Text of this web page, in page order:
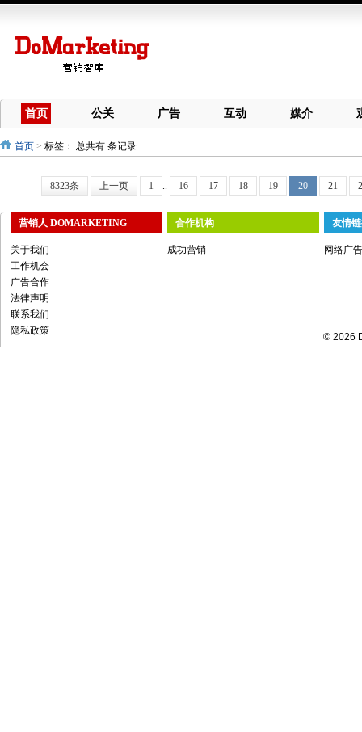
首页 公关 广告 互动 媒介
首页 > 标签： 总共有 条记录
8323条 上一页 1 .. 16 17 18 19 20 21
营销人 DOMARKETING
关于我们
工作机会
广告合作
法律声明
联系我们
隐私政策
合作机构
成功营销
友情
网络广
© 2026